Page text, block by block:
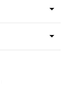
arrow_drop_down
arrow_drop_down